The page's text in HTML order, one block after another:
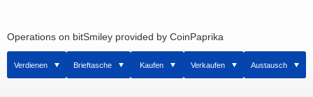
Operations on bitSmiley provided by CoinPaprika
Verdienen Brieftasche Kaufen Verkaufen Austausch